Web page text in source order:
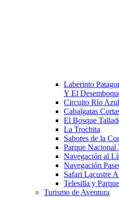
Laberinto
Y El
Circuito Río
Cabalgatas
El Bosque
La Trochita
Sabores de la
Parque
Navegación al
Navegación
Safari Lacustre
Telesilla y
Turismo de Aventura